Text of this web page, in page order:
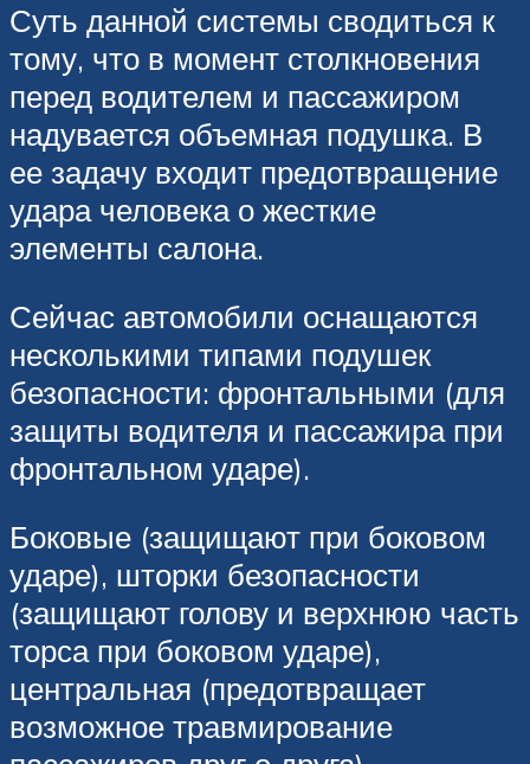
Суть данной системы сводиться к
тому, что в момент столкновения
перед водителем и пассажиром
надувается объемная подушка. В
ее задачу входит предотвращение
удара человека о жесткие
элементы салона.
Сейчас автомобили оснащаются
несколькими типами подушек
безопасности: фронтальными (для
защиты водителя и пассажира при
фронтальном ударе).
Боковые (защищают при боковом
ударе), шторки безопасности
(защищают голову и верхнюю часть
торса при боковом ударе),
центральная (предотвращает
возможное травмирование